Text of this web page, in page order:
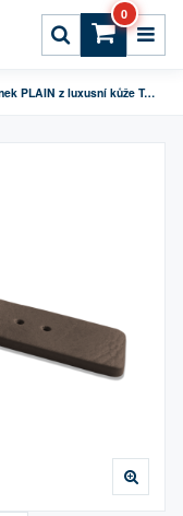
0
LAVVU Tmavě hnědý hladký řemínek PLAIN z luxusní kůže Top Grain - 22